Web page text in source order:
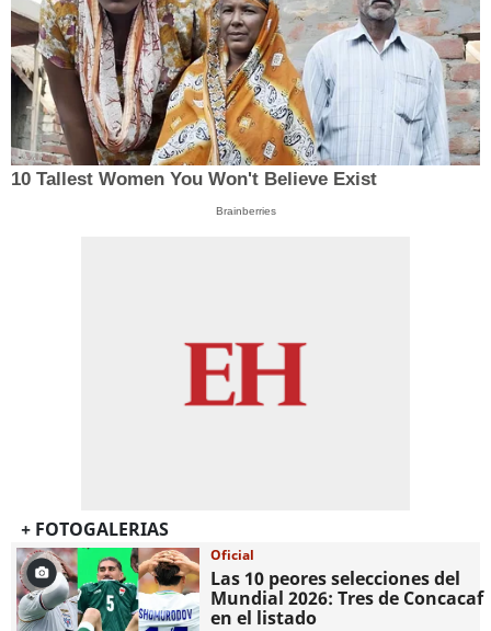
10 Tallest Women You Won't Believe Exist
Brainberries
+ FOTOGALERIAS
Oficial
Las 10 peores selecciones del
Mundial 2026: Tres de Concacaf
en el listado